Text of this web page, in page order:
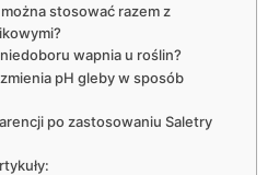
stosować razem z
wapnia u roślin?
pH gleby w sposób
po zastosowaniu Saletry